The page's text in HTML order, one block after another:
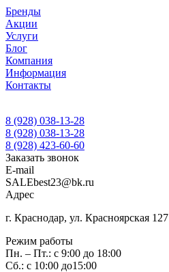
Бренды
Акции
Услуги
Блог
Компания
Информация
Контакты
8 (928) 038-13-28
8 (928) 038-13-28
8 (928) 423-60-60
Заказать звонок
E-mail
SALEbest23@bk.ru
Адрес
г. Краснодар, ул. Красноярская 127
Режим работы
Пн. – Пт.: с 9:00 до 18:00
Сб.: с 10:00 до15:00